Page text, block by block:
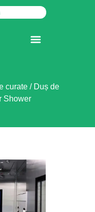
curate/ Duș de
Shower